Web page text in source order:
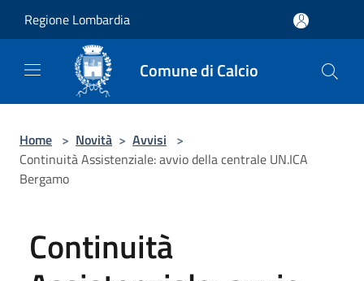
Regione Lombardia
Comune di Calcio
Home > Novità > Avvisi >
Continuità Assistenziale: avvio della centrale UN.ICA
Bergamo
Continuità